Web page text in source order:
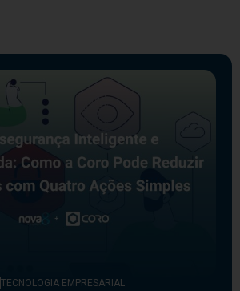
TECNOLOGIA EMPRESARIAL